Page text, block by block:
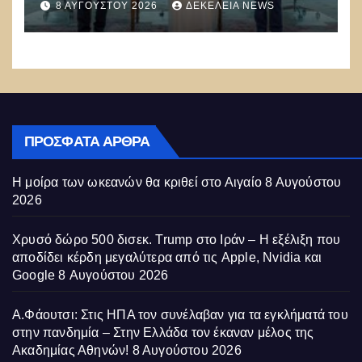
Ισλαμαμπάντ κατά της Ελλάδας!
8 ΑΥΓΟΎΣΤΟΥ 2026 ΔΕΚΈΛΕΙΑ NEWS
ΠΡΌΣΦΑΤΑ ΆΡΘΡΑ
Η μοίρα των ωκεανών θα κριθεί στο Αιγαίο 8 Αυγούστου
2026
Χρυσό δώρο 500 δισεκ. Trump στο Ιράν – Η εξέλιξη που
αποδίδει κέρδη μεγαλύτερα από τις Apple, Nvidia και
Google 8 Αυγούστου 2026
Α.Φάουτσι: Στις ΗΠΑ τον συνέλαβαν για τα εγκλήματά του
στην πανδημία – Στην Ελλάδα τον έκαναν μέλος της
Ακαδημίας Αθηνών! 8 Αυγούστου 2026